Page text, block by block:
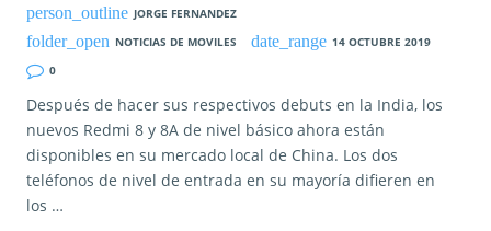
JORGE FERNANDEZ
NOTICIAS DE MOVILES
14 OCTUBRE 2019
0
Después de hacer sus respectivos debuts en la India, los
nuevos Redmi 8 y 8A de nivel básico ahora están
disponibles en su mercado local de China. Los dos
teléfonos de nivel de entrada en su mayoría difieren en
los …